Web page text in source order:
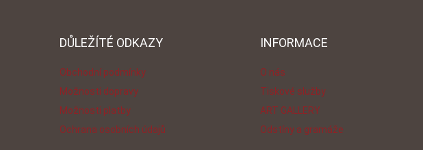
DŮLEŽÍTÉ ODKAZY
Obchodní podmínky
Možnosti dopravy
Možnosti platby
Ochrana osobních údajů
INFORMACE
O nás
Tiskové služby
ART GALLERY
Odstíny a gramáže